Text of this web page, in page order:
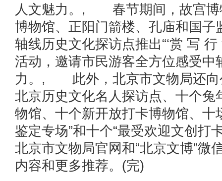
人文魅力。, 春节期间，故宫博
博物馆、正阳门箭楼、孔庙和国子
轴线历史文化探访点推出“‘赏 写 行
活动，邀请市民游客全方位感受中
力。, 此外，北京市文物局还向
北京历史文化名人探访点、十个兔
物馆、十个新开放打卡博物馆、十
鉴定专场”和十个“最受欢迎文创打
北京市文物局官网和“北京文博”微
内容和更多推荐。(完)